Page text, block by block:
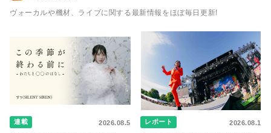
ヴォーカルや機材、ライブに関する最新情報をほぼ毎日更新!
連載 2026.08.5 レポート 2026.08.1